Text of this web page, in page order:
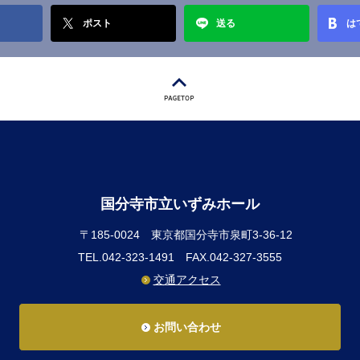
ポスト 送る は
国分寺市立いずみホール
〒185-0024 東京都国分寺市泉町3-36-12
TEL.042-323-1491 FAX.042-327-3555
交通アクセス
お問い合わせ